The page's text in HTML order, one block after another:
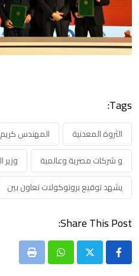
Tags:
الثروة المعدنية
المهندس
و شركات مصرية وعالمية
وزير
يشهد توقيع بروتوكولات تعاون بين
Share This Post:
Whatsapp
Print